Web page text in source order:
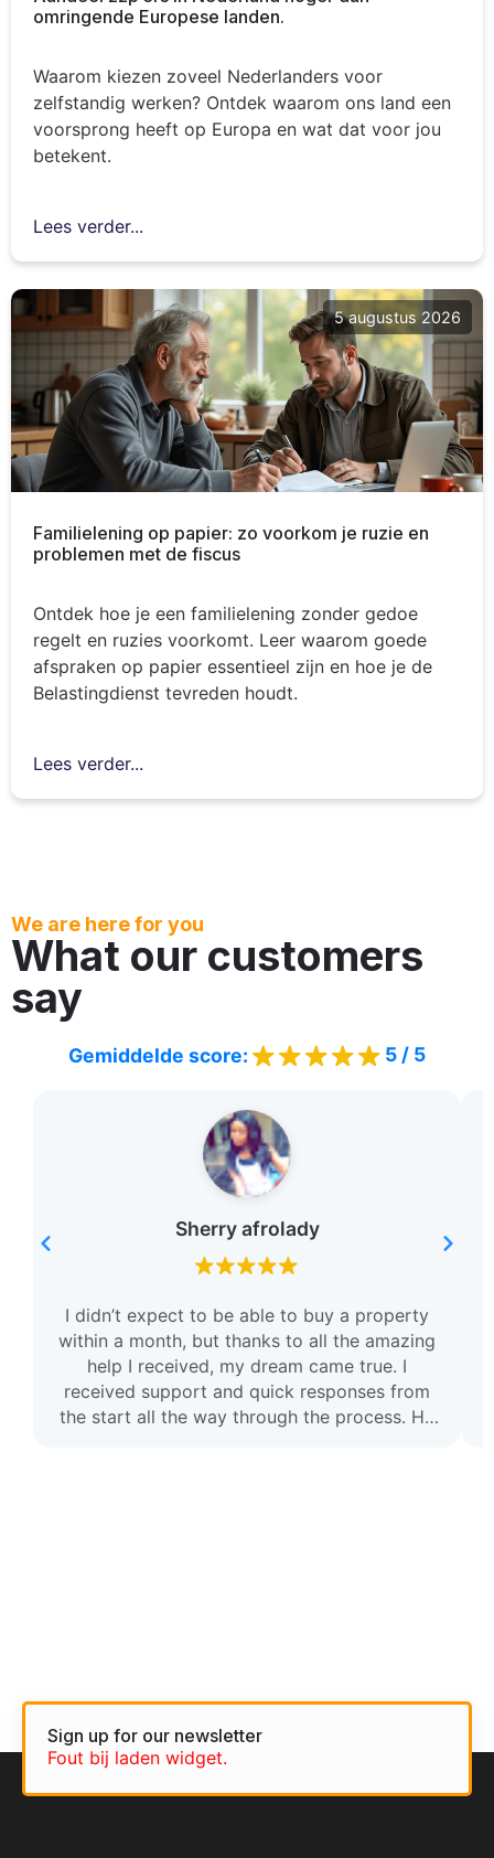
omringende Europese landen.
Waarom kiezen zoveel Nederlanders voor
zelfstandig werken? Ontdek waarom ons land een
voorsprong heeft op Europa en wat dat voor jou
betekent.
Lees verder...
5 augustus 2026
Familielening op papier: zo voorkom je ruzie en
problemen met de fiscus
Ontdek hoe je een familielening zonder gedoe
regelt en ruzies voorkomt. Leer waarom goede
afspraken op papier essentieel zijn en hoe je de
Belastingdienst tevreden houdt.
Lees verder...
We are here for you
What our customers
say
Gemiddelde score: 5 / 5
Sherry afrolady
I didn’t expect to be able to buy a property
within a month, but thanks to all the amazing
help I received, my dream came true. I
received support and quick responses from
the start all the way through the process. He
Sign up for our newsletter
Fout bij laden widget.